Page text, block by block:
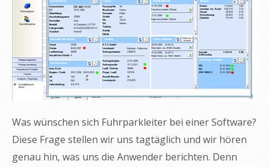
Was wünschen sich Fuhrparkleiter bei einer Software?
Diese Frage stellen wir uns tagtäglich und wir hören
genau hin, was uns die Anwender berichten. Denn